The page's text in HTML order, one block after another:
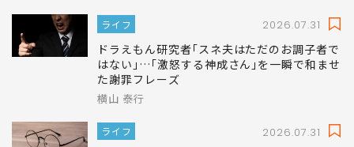
ライフ 2026.07.31
ドラえもん研究者｢スネ夫はただのお調子者で
はない｣…｢激怒する神成さん｣を一瞬で和ませ
た謝罪フレーズ
横山 泰行
ライフ 2026.07.31